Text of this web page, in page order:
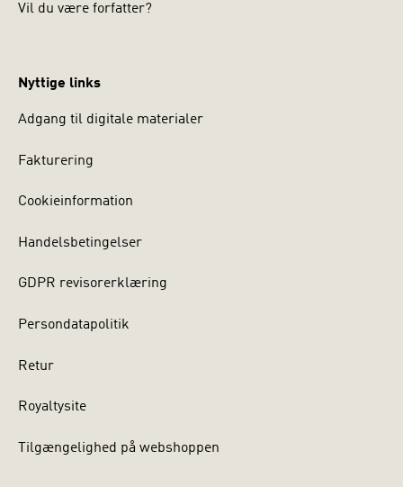
Vil du være forfatter?
Nyttige links
Adgang til digitale materialer
Fakturering
Cookieinformation
Handelsbetingelser
GDPR revisorerklæring
Persondatapolitik
Retur
Royaltysite
Tilgængelighed på webshoppen